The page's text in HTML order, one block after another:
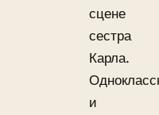
сцене
сестра
Карла.
и